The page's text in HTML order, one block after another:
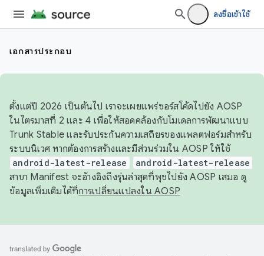
ลงชื่อเข้าใช้
เอกสารประกอบ
ตั้งแต่ปี 2026 เป็นต้นไป เราจะเผยแพร่ซอร์สโค้ดไปยัง AOSP
ในไตรมาสที่ 2 และ 4 เพื่อให้สอดคล้องกับโมเดลการพัฒนาแบบ
Trunk Stable และรับประกันความเสถียรของแพลตฟอร์มสำหรับ
ระบบนิเวศ หากต้องการสร้างและมีส่วนร่วมใน AOSP ให้ใช้
android-latest-release android-latest-release
สาขา Manifest จะอ้างอิงถึงรุ่นล่าสุดที่พุชไปยัง AOSP เสมอ ดู
ข้อมูลเพิ่มเติมได้ที่การเปลี่ยนแปลงใน AOSP